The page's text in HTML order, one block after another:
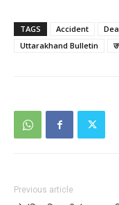
TAGS Accident
Uttarakhand Bulletin
Previous article